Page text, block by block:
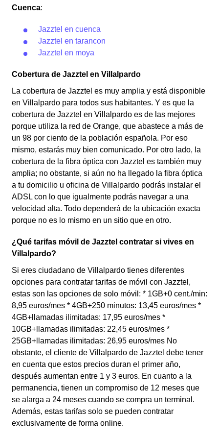
Cuenca:
Jazztel en cuenca
Jazztel en tarancon
Jazztel en moya
Cobertura de Jazztel en Villalpardo
La cobertura de Jazztel es muy amplia y está disponible
en Villalpardo para todos sus habitantes. Y es que la
cobertura de Jazztel en Villalpardo es de las mejores
porque utiliza la red de Orange, que abastece a más de
un 98 por ciento de la población española. Por eso
mismo, estarás muy bien comunicado. Por otro lado, la
cobertura de la fibra óptica con Jazztel es también muy
amplia; no obstante, si aún no ha llegado la fibra óptica
a tu domicilio u oficina de Villalpardo podrás instalar el
ADSL con lo que igualmente podrás navegar a una
velocidad alta. Todo dependerá de la ubicación exacta
porque no es lo mismo en un sitio que en otro.
¿Qué tarifas móvil de Jazztel contratar si vives en
Villalpardo?
Si eres ciudadano de Villalpardo tienes diferentes
opciones para contratar tarifas de móvil con Jazztel,
estas son las opciones de solo móvil: * 1GB+0 cent./min:
8,95 euros/mes * 4GB+250 minutos: 13,45 euros/mes *
4GB+llamadas ilimitadas: 17,95 euros/mes *
10GB+llamadas ilimitadas: 22,45 euros/mes *
25GB+llamadas ilimitadas: 26,95 euros/mes No
obstante, el cliente de Villalpardo de Jazztel debe tener
en cuenta que estos precios duran el primer año,
después aumentan entre 1 y 3 euros. En cuanto a la
permanencia, tienen un compromiso de 12 meses que
se alarga a 24 meses cuando se compra un terminal.
Además, estas tarifas solo se pueden contratar
exclusivamente de forma online.